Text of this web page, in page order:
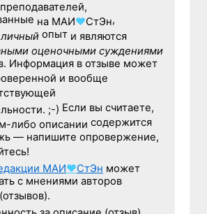
на МАИ♥СтЭн,
личный опыт и являются
оценочными суждениями
Информация в отзыве может
и вообще
;-) Если вы считаете,
либо описании содержится
— напишите опровержение,
МАИ♥СтЭн может
с мнениями авторов